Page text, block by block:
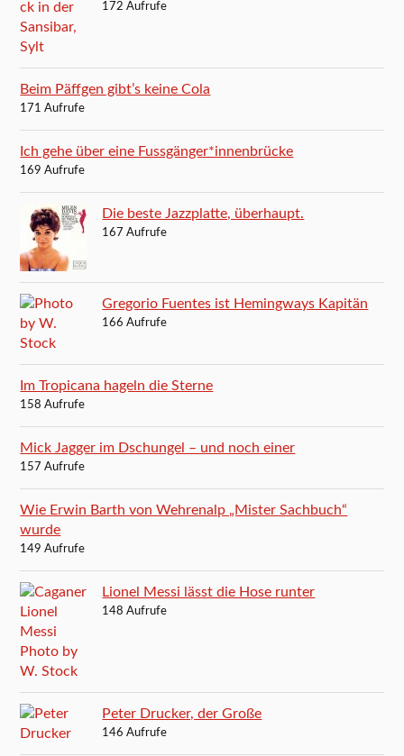
172 Aufrufe
Beim Päffgen gibt’s keine Cola
171 Aufrufe
Ich gehe über eine Fussgänger*innenbrücke
169 Aufrufe
Die beste Jazzplatte, überhaupt.
167 Aufrufe
Gregorio Fuentes ist Hemingways Kapitän
166 Aufrufe
Im Tropicana hageln die Sterne
158 Aufrufe
Mick Jagger im Dschungel – und noch einer
157 Aufrufe
Wie Erwin Barth von Wehrenalp „Mister Sachbuch“
wurde
149 Aufrufe
Lionel Messi lässt die Hose runter
148 Aufrufe
Peter Drucker, der Große
146 Aufrufe